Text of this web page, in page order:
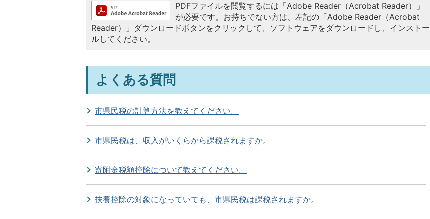
PDFファイルを閲覧するには「Adobe Reader（Acrobat Reader）」
が必要です。お持ちでない方は、左記の「Adobe Reader（Acrobat
Reader）」ダウンロードボタンをクリックして、ソフトウェアをダウンロードし、インストー
ルしてください。
よくある質問
市県民税の計算方法を教えてください。
市県民税は、収入がいくらから課税されますか。
寄附金税額控除について教えてください。
扶養控除の対象になっていても、市県民税は課税されますか。